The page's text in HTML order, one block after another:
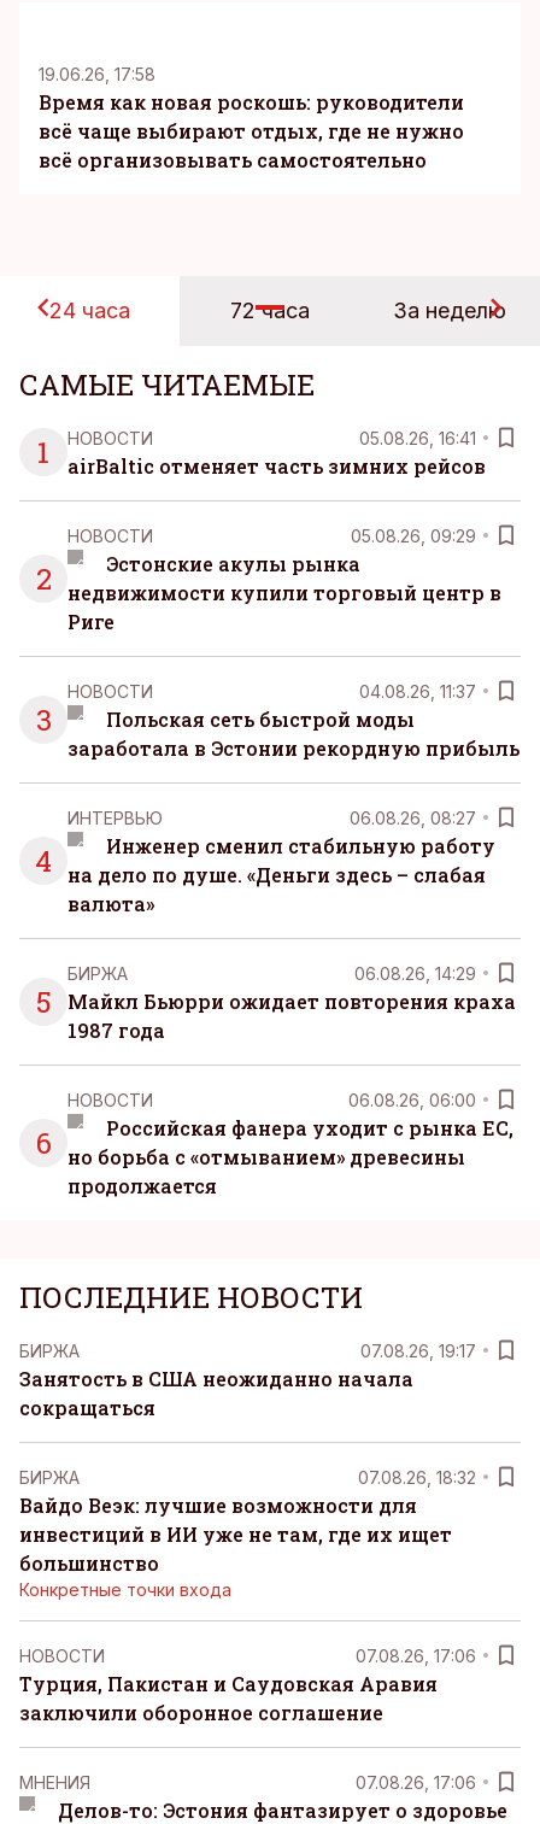
19.06.26, 17:58
Время как новая роскошь: руководители
всё чаще выбирают отдых, где не нужно
всё организовывать самостоятельно
24 часа 72 часа За неделю
САМЫЕ ЧИТАЕМЫЕ
1
НОВОСТИ 05.08.26, 16:41
airBaltic отменяет часть зимних рейсов
2
НОВОСТИ 05.08.26, 09:29
Эстонские акулы рынка
недвижимости купили торговый центр в
Риге
3
НОВОСТИ 04.08.26, 11:37
Польская сеть быстрой моды
заработала в Эстонии рекордную прибыль
4
ИНТЕРВЬЮ 06.08.26, 08:27
Инженер сменил стабильную работу
на дело по душе. «Деньги здесь – слабая
валюта»
5
БИРЖА 06.08.26, 14:29
Майкл Бьюрри ожидает повторения краха
1987 года
6
НОВОСТИ 06.08.26, 06:00
Российская фанера уходит с рынка ЕС,
но борьба с «отмыванием» древесины
продолжается
ПОСЛЕДНИЕ НОВОСТИ
БИРЖА 07.08.26, 19:17
Занятость в США неожиданно начала
сокращаться
БИРЖА 07.08.26, 18:32
Вайдо Веэк: лучшие возможности для
инвестиций в ИИ уже не там, где их ищет
большинство
Конкретные точки входа
НОВОСТИ 07.08.26, 17:06
Турция, Пакистан и Саудовская Аравия
заключили оборонное соглашение
MНЕНИЯ 07.08.26, 17:06
Делов-то: Эстония фантазирует о здоровье